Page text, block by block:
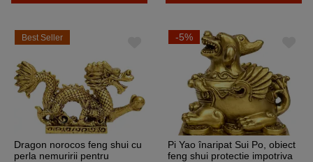
Best Seller
Dragon norocos feng shui cu
perla nemuririi pentru
-5%
Pi Yao înaripat Sui Po, obiect
feng shui protectie impotriva